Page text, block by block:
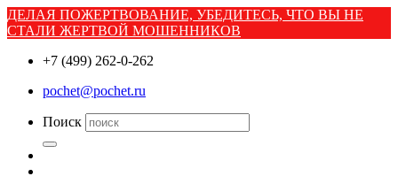
ДЕЛАЯ ПОЖЕРТВОВАНИЕ, УБЕДИТЕСЬ, ЧТО ВЫ НЕ
СТАЛИ ЖЕРТВОЙ МОШЕННИКОВ
+7 (499) 262-0-262
pochet@pochet.ru
Поиск